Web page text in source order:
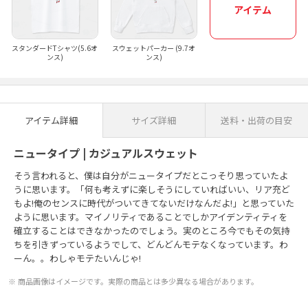
スタンダードTシャツ(5.6オ
ンス)
スウェットパーカー (9.7オ
ンス)
アイテム
アイテム詳細 サイズ詳細 送料・出荷の目安
ニュータイプ | カジュアルスウェット
そう言われると、僕は自分がニュータイプだとこっそり思っていたよ
うに思います。「何も考えずに楽しそうにしていればいい、リア充ど
もよ!俺のセンスに時代がついてきてないだけなんだよ!」と思っていた
ように思います。マイノリティであることでしかアイデンティティを
確立することはできなかったのでしょう。実のところ今でもその気持
ちを引きずっているようでして、どんどんモテなくなっています。わ
ーん。。わしゃモテたいんじゃ!
商品画像はイメージです。実際の商品とは多少異なる場合があります。